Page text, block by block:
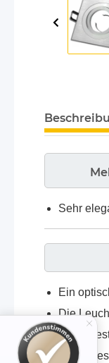
Sehr
Ein
Die
Die